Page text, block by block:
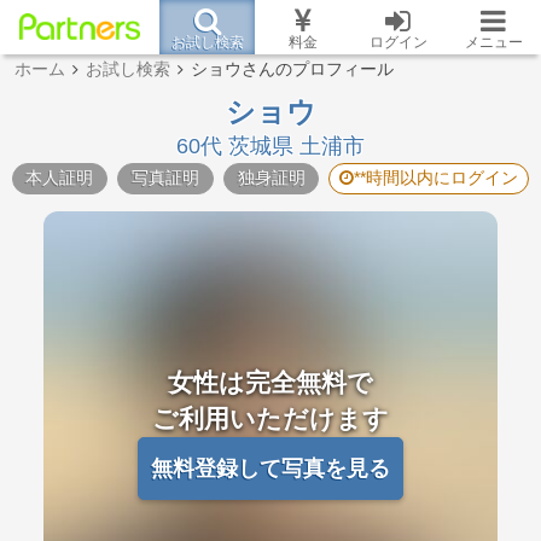
お試し検索 料金 ログイン メニュー
ホーム お試し検索 ショウさんのプロフィール
ショウ
60代 茨城県 土浦市
本人証明 写真証明 独身証明 **時間以内にログイン
女性は完全無料で
ご利用いただけます
無料登録して写真を見る